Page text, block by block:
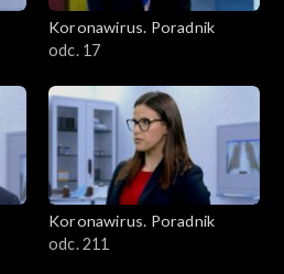
Koronawirus. Poradnik
odc. 17
Koronawirus. Poradnik
odc. 211